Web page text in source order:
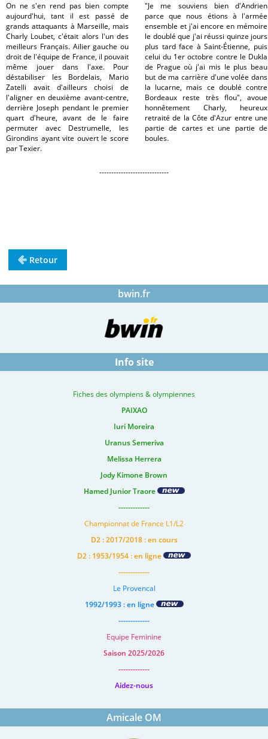
On ne s'en rend pas bien compte
aujourd'hui, tant il est passé de
grands attaquants à Marseille, mais
Charly Loubet, c'était alors l'un des
meilleurs Français. Ailier gauche ou
droit de l'équipe de France, il pouvait
même jouer dans l'axe. Pour
déstabiliser les Bordelais, Mario
Zatelli avait d'ailleurs choisi de
l'aligner en deuxième avant-centre,
derrière Joseph pendant le premier
quart d'heure, avant de le faire
permuter avec Destrumelle, les
Girondins ayant vite ouvert le score
par Texier.
"Je me souviens bien d'Andrien
parce que nous étions à l'armée
ensemble et j'ai encore en mémoire
le doublé que j'ai réussi quinze jours
plus tard face à Saint-Étienne, puis
celui du 1er octobre contre le Dukla
de Prague où j'ai mis le plus beau
but de ma carrière d'une volée dans
la lucarne, mais ce doublé contre
Bordeaux reste très flou", avoue
honnêtement Charly, heureux
retraité de la Côte d'Azur entre une
partie de cartes et une partie de
boules.
-----------------------------
Retour
bwin.fr
Info site
Fiches des olympiens & olympiennes
PAIXAO
Iuri Moreira
Uranus Semeriva
Melissa Herrera
Jody Kimone Brown
Hamed Junior Traore
-------------
Championnat de France L1/L2
D2 : 2017/2018 : en cours
D2 : 1953/1954 : en ligne
-------------
Le Provencal
1992/1993 : en ligne
-------------
Equipe Feminine
Saison 2025/2026
-------------
Aidez-nous
Amicale OM